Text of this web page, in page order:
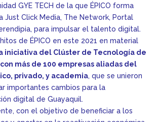
GYE TECH de la que ÉPICO forma
Just Click Media, The Network, Portal
para impulsar el talento digital.
de ÉPICO en este 2021 en material
iniciativa del Clúster de Tecnología de
más de 100 empresas aliadas del
privado, y academia, que se unieron
importantes cambios para la
digital de Guayaquil.
con el objetivo de beneficiar a los